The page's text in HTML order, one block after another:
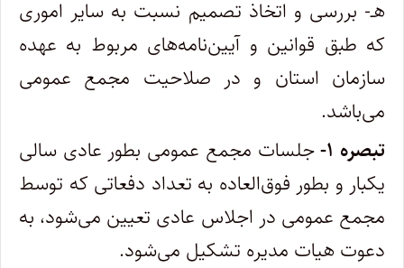
هـ- بررسی و اتخاذ تصمیم نسبت به سایر اموری
که طبق قوانین و آیین‌نامه‌های مربوط به عهده
سازمان استان و در صلاحیت مجمع عمومی
‌می‌باشد.
تبصره ۱-
جلسات مجمع عمومی بطور عادی سالی
یکبار و بطور فوق‌العاده به تعداد دفعاتی که توسط
مجمع عمومی در اجلاس عادی‌ تعیین می‌شود، به
دعوت هیات مدیره تشکیل می‌شود.